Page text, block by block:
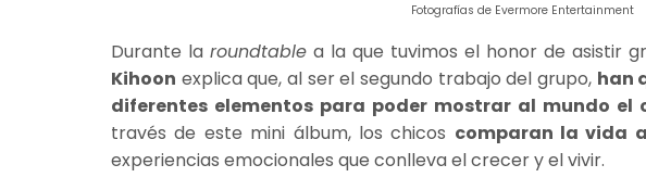
Fotografías de Evermore Entertainment
Durante laroundtable a la que tuvimos el honor de asistir
Kihoon explica que, al ser el segundo trabajo del grupo, han
diferentes elementos para poder mostrar al mundo
través de este mini álbum, los chicos comparan la vida
experiencias emocionales que conlleva el crecer y el vivir.